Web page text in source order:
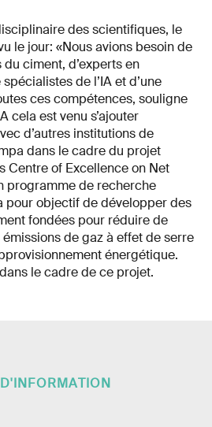
des scientifiques, le
le jour: «Nous avions besoin de
ciment, d’experts en
de l’IA et d’une
ces compétences, souligne
cela est venu s’ajouter
d’autres institutions de
dans le cadre du projet
Centre of Excellence on Net
programme de recherche
pour objectif de développer des
fondées pour réduire de
de gaz à effet de serre
énergétique.
le cadre de ce projet.